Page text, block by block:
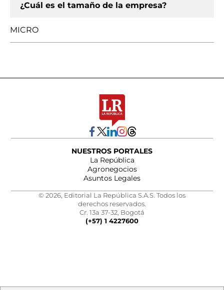
¿Cuál es el tamaño de la empresa?
MICRO
NUESTROS PORTALES
La República
Agronegocios
Asuntos Legales
© 2026, Editorial La República S.A.S. Todos los
derechos reservados.
Cr. 13a 37-32, Bogotá
(+57) 1 4227600